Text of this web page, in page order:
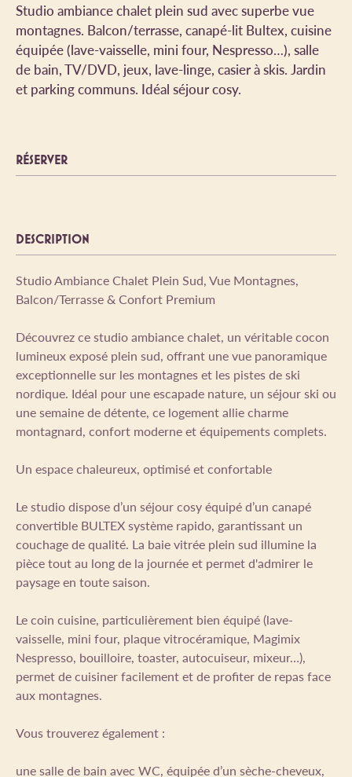
Studio ambiance chalet plein sud avec superbe vue
montagnes. Balcon/terrasse, canapé-lit Bultex, cuisine
équipée (lave-vaisselle, mini four, Nespresso…), salle
de bain, TV/DVD, jeux, lave-linge, casier à skis. Jardin
et parking communs. Idéal séjour cosy.
DESCRIPTION
Studio Ambiance Chalet Plein Sud, Vue Montagnes,
Balcon/Terrasse & Confort Premium
Découvrez ce studio ambiance chalet, un véritable cocon
lumineux exposé plein sud, offrant une vue panoramique
exceptionnelle sur les montagnes et les pistes de ski
nordique. Idéal pour une escapade nature, un séjour ski ou
une semaine de détente, ce logement allie charme
montagnard, confort moderne et équipements complets.
Un espace chaleureux, optimisé et confortable
Le studio dispose d’un séjour cosy équipé d’un canapé
convertible BULTEX système rapido, garantissant un
couchage de qualité. La baie vitrée plein sud illumine la
pièce tout au long de la journée et permet d'admirer le
paysage en toute saison.
Le coin cuisine, particulièrement bien équipé (lave-
vaisselle, mini four, plaque vitrocéramique, Magimix
Nespresso, bouilloire, toaster, autocuiseur, mixeur…),
permet de cuisiner facilement et de profiter de repas face
aux montagnes.
Vous trouverez également :
une salle de bain avec WC, équipée d’un sèche-cheveux,
RÉSERVER